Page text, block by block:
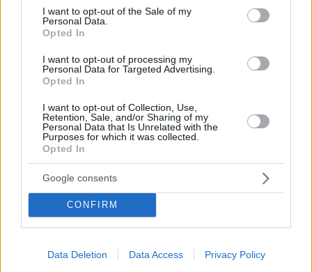
consent section.
I want to opt-out of the Sale of my
Personal Data.
Opted In
I want to opt-out of processing my
Personal Data for Targeted Advertising.
Opted In
I want to opt-out of Collection, Use,
Retention, Sale, and/or Sharing of my
Personal Data that Is Unrelated with the
Purposes for which it was collected.
Opted In
Google consents
CONFIRM
Data Deletion Data Access Privacy Policy
Μυστήριο 3.500 ετών στη Σαντορίνη: Ο 15χρονος